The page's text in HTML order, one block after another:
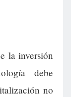
la inversión
debe
no